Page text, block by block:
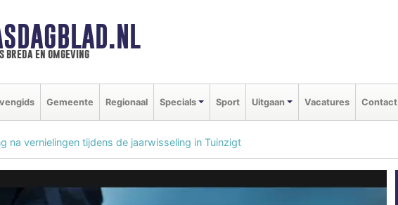
en omgeving
Gemeente Regionaal Specials Sport Uitgaan Vacatures Contact
na vernielingen tijdens de jaarwisseling in Tuinzigt